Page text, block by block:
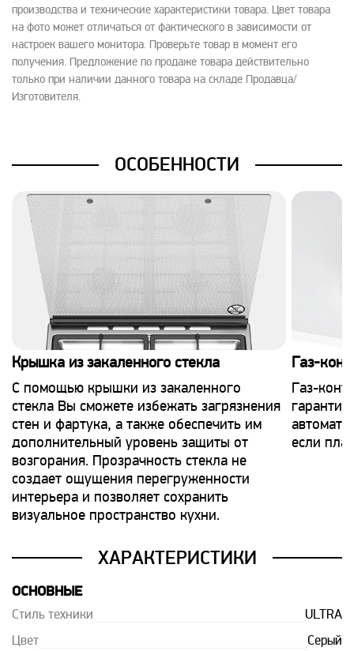
производства и технические характеристики товара. Цвет товара
на фото может отличаться от фактического в зависимости от
настроек вашего монитора. Проверьте товар в момент его
получения. Предложение по продаже товара действительно
только при наличии данного товара на складе Продавца/
Изготовителя.
ОСОБЕННОСТИ
Крышка из закаленного стекла
С помощью крышки из закаленного
стекла Вы сможете избежать загрязнения
стен и фартука, а также обеспечить им
дополнительный уровень защиты от
возгорания. Прозрачность стекла не
создает ощущения перегруженности
интерьера и позволяет сохранить
визуальное пространство кухни.
Газ-
Газ-
гарантия
если
ХАРАКТЕРИСТИКИ
ОСНОВНЫЕ
Стиль техники ULTRA
Цвет Серый